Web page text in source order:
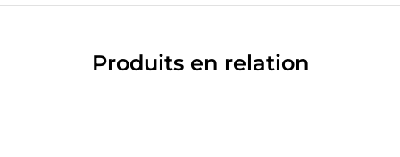
Produits en relation